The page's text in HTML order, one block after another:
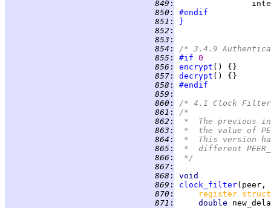
849 :
850 :
#endif
851 :
}
852 :
853 :
854 :
/* 3.4.9
855 : #if 0
856 : encrypt
857 : decrypt
858 :
#endif
859 :
860 :
/* 4.1 Clock Filter
861 :
/*
862 :
*  The previous
863 :
*  the value of
864 :
*  This version
865 :
*  different
866 :
*/
867 :
868 :
void
869 :
clock_filter
870 :
register
871 :
double